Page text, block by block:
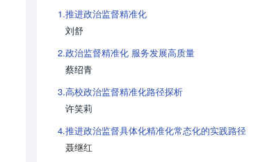
1.推进政治监督精准化
刘舒
2.政治监督精准化 服务发展高质量
蔡绍青
3.高校政治监督精准化路径探析
许笑莉
4.推进政治监督具体化精准化常态化的实践路径
聂继红